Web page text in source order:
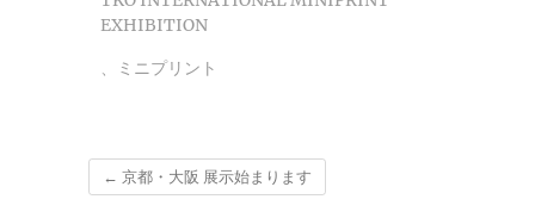
EXHIBITION
、
ミニプリント
← 京都・大阪 展示始まります